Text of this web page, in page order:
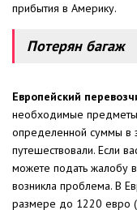
прибытия в Америку.
Потерян багаж
Европейский
необходимые
определенной суммы в
путешествовали. Если
можете подать жалобу
возникла проблема. В
размере до 1220 евро